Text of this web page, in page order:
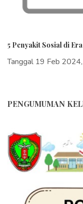
PENGUMUMAN
5 Penyakit Sosial di
Tanggal 19 Feb